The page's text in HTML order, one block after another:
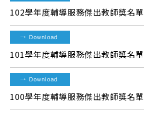
102學年度輔導服務傑出教師獎名單
→ Download
101學年度輔導服務傑出教師獎名單
→ Download
100學年度輔導服務傑出教師獎名單